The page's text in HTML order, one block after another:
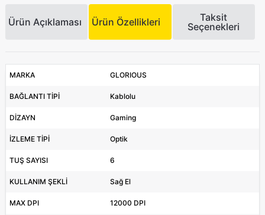
Ürün Açıklaması Ürün Özellikleri
Taksit
Seçenekleri
MARKA GLORIOUS
BAĞLANTI TİPİ Kablolu
DİZAYN Gaming
İZLEME TİPİ Optik
TUŞ SAYISI 6
KULLANIM ŞEKLİ Sağ El
MAX DPI 12000 DPI